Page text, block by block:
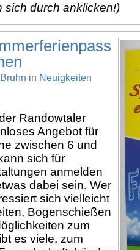
sich durch anklicken!)
in Neuigkeiten
Randowtaler
Angebot für
zwischen 6 und
sich für
anmelden
dabei sein. Wer
sich vielleicht
Bogenschießen
zum
es viele, zum